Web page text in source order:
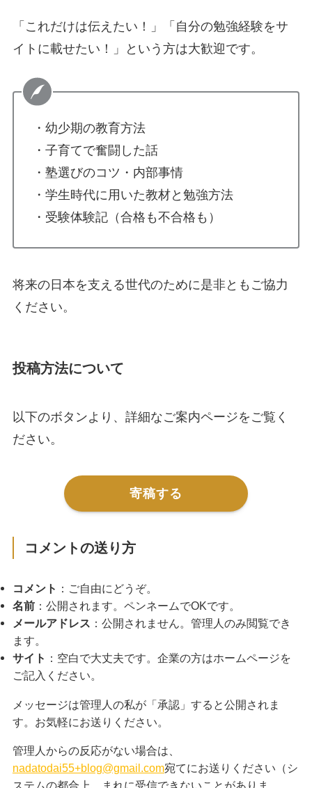
「これだけは伝えたい！」「自分の勉強経験をサ
イトに載せたい！」という方は大歓迎です。
・幼少期の教育方法
・子育てで奮闘した話
・塾選びのコツ・内部事情
・学生時代に用いた教材と勉強方法
・受験体験記（合格も不合格も）
将来の日本を支える世代のために是非ともご協力
ください。
投稿方法について
以下のボタンより、詳細なご案内ページをご覧く
ださい。
寄稿する
コメントの送り方
コメント ：ご自由にどうぞ。
名前：公開されます。ペンネームでOKです。
メールアドレス ：公開されません。管理人のみ閲覧でき
ます。
サイト ：空白で大丈夫です。企業の方はホームページを
ご記入ください。
メッセージは管理人の私が「承認」すると公開されま
す。お気軽にお送りください。
管理人からの反応がない場合は、
nadatodai55+blog@gmail.com宛てにお送りください（シ
ステムの都合上、まれに受信できないことがありま